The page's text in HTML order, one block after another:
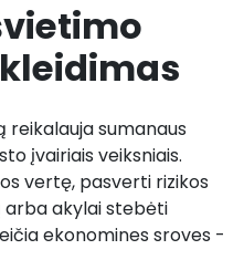
reikalauja sumanaus
įvairiais veiksniais.
vertę, pasverti rizikos
akylai stebėti
ekonomines sroves -